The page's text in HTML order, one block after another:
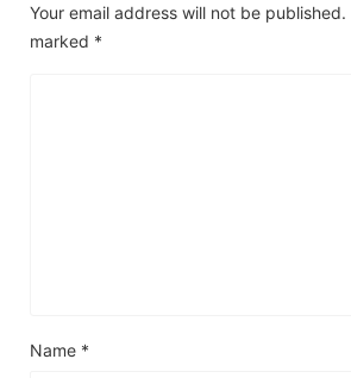
Your email address will not be published.
marked *
Name *